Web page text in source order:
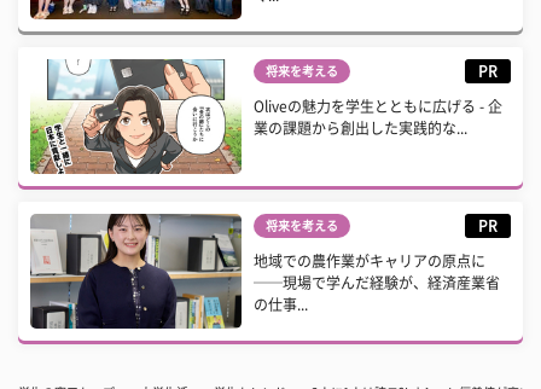
将来を考える PR
Oliveの魅力を学生とともに広げる - 企
業の課題から創出した実践的な...
将来を考える PR
地域での農作業がキャリアの原点に
──現場で学んだ経験が、経済産業省
の仕事...